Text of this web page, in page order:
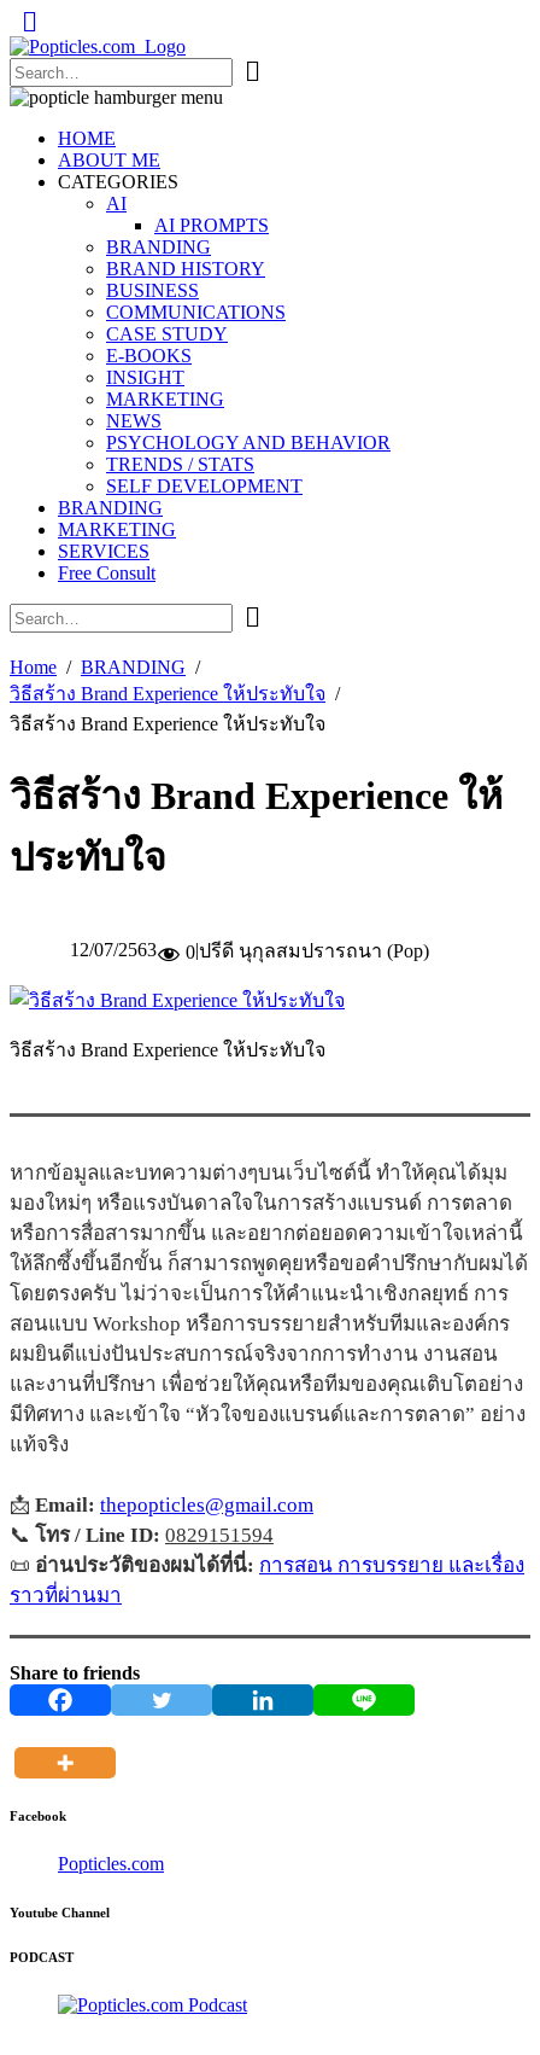
Popticles.com
HOME
ABOUT ME
CATEGORIES
AI
AI PROMPTS
BRANDING
BRAND HISTORY
BUSINESS
COMMUNICATIONS
CASE STUDY
E-BOOKS
INSIGHT
MARKETING
NEWS
PSYCHOLOGY AND BEHAVIOR
TRENDS / STATS
SELF DEVELOPMENT
BRANDING
MARKETING
SERVICES
Free Consult
Home
BRANDING
วิธีสร้าง Brand Experience ให้ประทับใจ
วิธีสร้าง Brand Experience ให้ประทับใจ
วิธีสร้าง Brand Experience ให้
ประทับใจ
12/07/2563 0|ปรีดี นุกุลสมปรารถนา (Pop)
วิธีสร้าง Brand Experience ให้ประทับใจ
หากข้อมูลและบทความต่างๆบนเว็บไซต์นี้ ทำให้คุณได้มุม
มองใหม่ๆ หรือแรงบันดาลใจในการสร้างแบรนด์ การตลาด
หรือการสื่อสารมากขึ้น และอยากต่อยอดความเข้าใจเหล่านี้
ให้ลึกซึ้งขึ้นอีกขั้น ก็สามารถพูดคุยหรือขอคำปรึกษากับผมได้
โดยตรงครับ ไม่ว่าจะเป็นการให้คำแนะนำเชิงกลยุทธ์ การ
สอนแบบ Workshop หรือการบรรยายสำหรับทีมและองค์กร
ผมยินดีแบ่งปันประสบการณ์จริงจากการทำงาน งานสอน
และงานที่ปรึกษา เพื่อช่วยให้คุณหรือทีมของคุณเติบโตอย่าง
มีทิศทาง และเข้าใจ “หัวใจของแบรนด์และการตลาด” อย่าง
แท้จริง
📩 Email: thepopticles@gmail.com
📞 โทร / Line ID: 0829151594
📜 อ่านประวัติของผมได้ที่นี่: การสอน การบรรยาย และเรื่อง
ราวที่ผ่านมา
Share to friends
Facebook
Popticles.com
Youtube Channel
PODCAST